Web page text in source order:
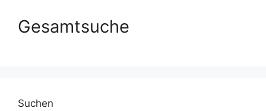
Gesamtsuche
Suchen